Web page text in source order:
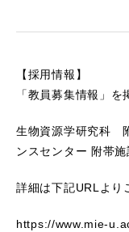
【採用情報】
「教員募集情報」を
生物資源学研究科
ンスセンター 附帯
詳細は下記URLより
https://www.mie-